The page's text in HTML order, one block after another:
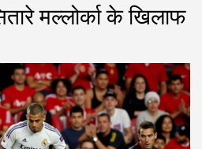
मल्लोर्का के खिलाफ